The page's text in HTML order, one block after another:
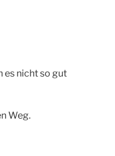
es nicht so gut
Weg.